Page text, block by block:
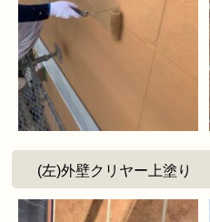
(左)外壁クリヤー上塗り